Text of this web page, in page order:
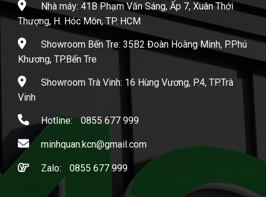
Nhà máy: 41B Phạm Văn Sáng, Ấp 7, Xuân Thới
Thượng, H. Hóc Môn, TP. HCM
Showroom Bến Tre: 35B2 Đoàn Hoàng Minh, P.Phú
Khương, TP.Bến Tre
Showroom Trà Vinh: 16 Hùng Vương, P.4, TP.Trà
Vinh
Hotline: 0855 677 999
minhquan.kcn@gmail.com
Zalo: 0855 677 999